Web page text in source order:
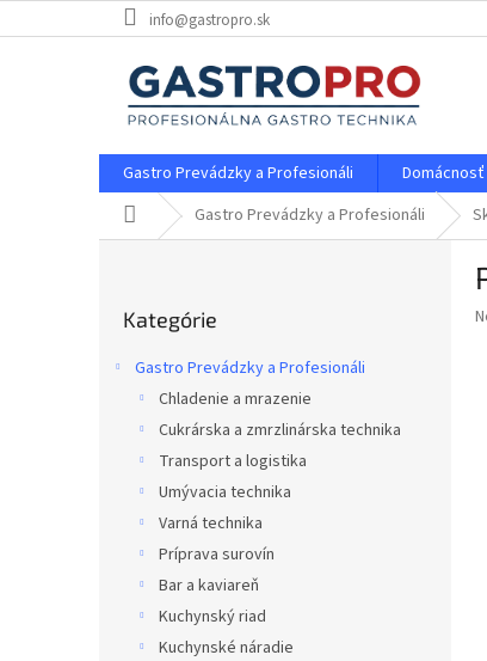
na
info@gastropro.sk
Gastro Prevádzky a Profesionáli Domácnosť
Domov Gastro Prevádzky a Profesionáli
kategórie
Kategórie
Gastro Prevádzky a Profesionáli
Chladenie a mrazenie
Cukrárska a zmrzlinárska technika
Transport a logistika
Umývacia technika
Varná technika
Príprava surovín
Bar a kaviareň
Kuchynský riad
Kuchynské náradie